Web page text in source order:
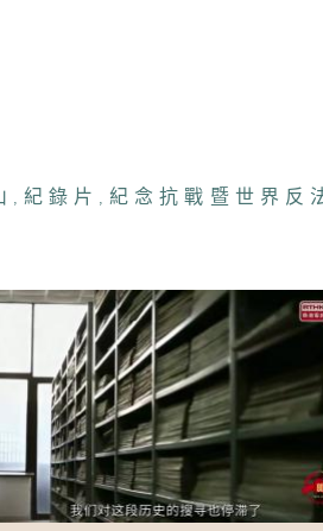
十集︰三灶大
十九集︰喋血
,紀錄片 ,紀念抗戰暨世界反